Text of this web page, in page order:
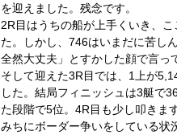
を迎えました。残念です。
2R目はうちの船が上手くいき、
た。しかし、746はいまだに苦し
全然大丈夫」とすかした顔で言っ
そして迎えた3R目では、1上が
した。結局フィニッシュは3艇で
た段階で5位。4R目も少し叩きま
みちにボーダー争いをしている状